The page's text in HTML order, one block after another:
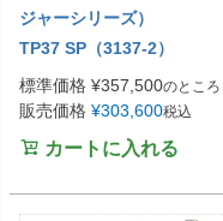
ジャーシリーズ）
TP37 SP（3137-2）
標準価格 ¥357,500のところ
販売価格 ¥303,600税込
カートに入れる